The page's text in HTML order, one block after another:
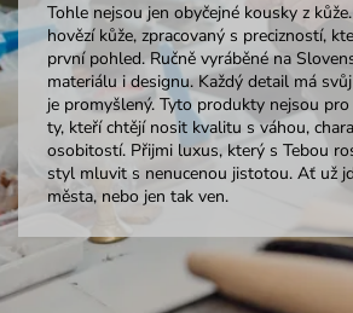
Tohle nejsou jen obyčejné kousky z
hovězí kůže, zpracovaný s precizností,
první pohled. Ručně vyráběné na
materiálu i designu. Každý detail má
je promyšlený. Tyto produkty nejsou
ty, kteří chtějí nosit kvalitu s váhou,
osobitostí. Přijmi luxus, který s Tebou
styl mluvit s nenucenou jistotou. Ať už
města, nebo jen tak ven.